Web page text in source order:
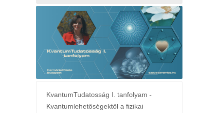
KvantumTudatosság I. tanfolyam -
Kvantumlehetőségektől a fizikai